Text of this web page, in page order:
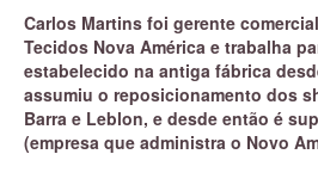
Carlos Martins foi gerente
Tecidos Nova América e trabalha
estabelecido na antiga fábrica
assumiu o reposicionamento dos
Barra e Leblon, e desde então é
(empresa que administra o Novo